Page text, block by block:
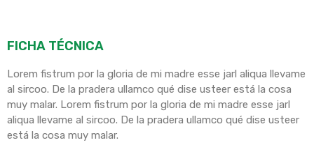
FICHA TÉCNICA
Lorem fistrum por la gloria de mi madre esse jarl aliqua llevame
al sircoo. De la pradera ullamco qué dise usteer está la cosa
muy malar. Lorem fistrum por la gloria de mi madre esse jarl
aliqua llevame al sircoo. De la pradera ullamco qué dise usteer
está la cosa muy malar.